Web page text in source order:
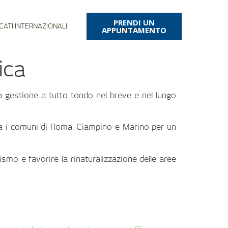
INTERNAZIONALI PRENDI UN
APPUNTAMENTO
gestione a tutto tondo nel breve e nel lungo
i comuni di Roma, Ciampino e Marino per un
e favorire la rinaturalizzazione delle aree